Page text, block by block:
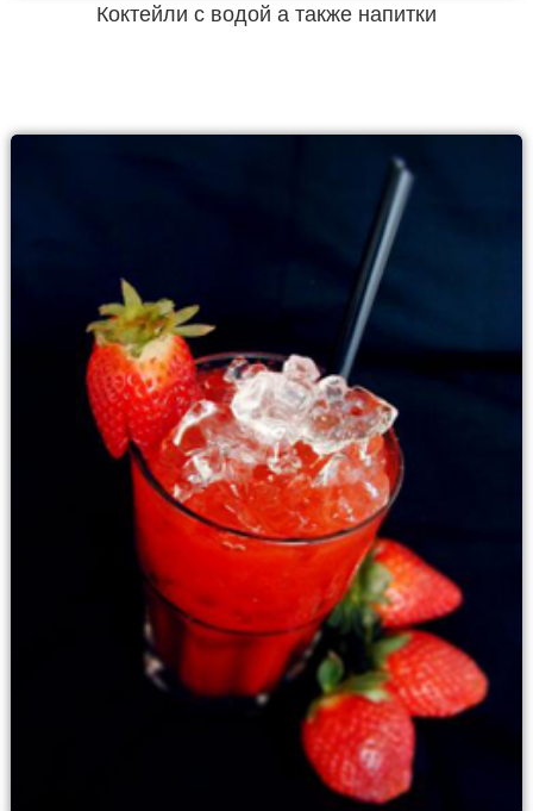
Коктейли с водой а также напитки